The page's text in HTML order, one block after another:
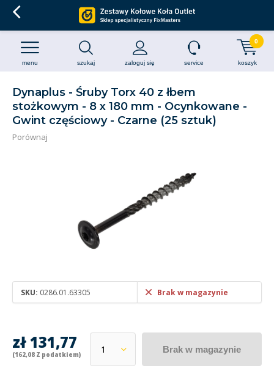
szukaj zaloguj się
menu service koszyk
0
Dynaplus - Śruby Torx 40 z łbem
stożkowym - 8 x 180 mm - Ocynkowane -
Gwint częściowy - Czarne (25 sztuk)
Porównaj
SKU: 0286.01.63305 Brak w magazynie
zł 131,77
(162,08 Z podatkiem)
Brak w magazynie